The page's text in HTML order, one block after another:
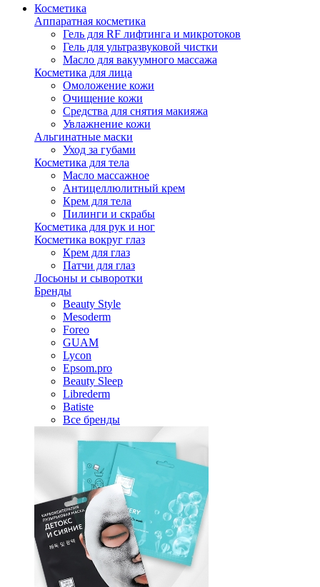
Косметика
Аппаратная косметика
Гель для RF лифтинга и микротоков
Гель для ультразвуковой чистки
Масло для вакуумного массажа
Косметика для лица
Омоложение кожи
Очищение кожи
Средства для снятия макияжа
Увлажнение кожи
Альгинатные маски
Уход за губами
Косметика для тела
Масло массажное
Антицеллюлитный крем
Крем для тела
Пилинги и скрабы
Косметика для рук и ног
Косметика вокруг глаз
Крем для глаз
Патчи для глаз
Лосьоны и сыворотки
Бренды
Beauty Style
Mesoderm
Foreo
GUAM
Lycon
Epsom.pro
Beauty Sleep
Librederm
Batiste
Все бренды